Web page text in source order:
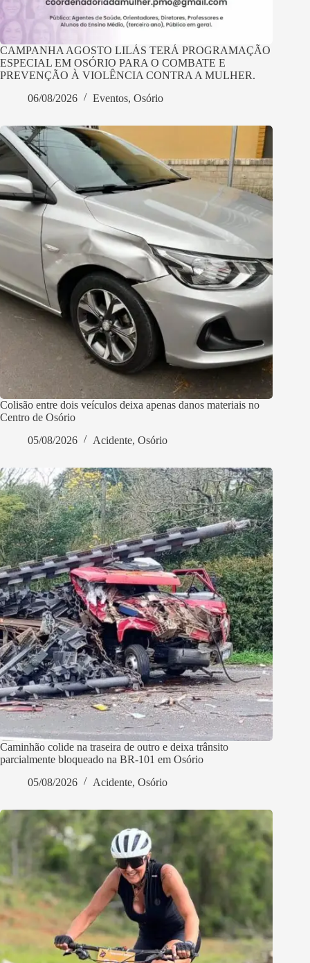
CAMPANHA AGOSTO LILÁS TERÁ PROGRAMAÇÃO
ESPECIAL EM OSÓRIO PARA O COMBATE E
PREVENÇÃO À VIOLÊNCIA CONTRA A MULHER.
06/08/2026
Eventos, Osório
Colisão entre dois veículos deixa apenas danos materiais no
Centro de Osório
05/08/2026
Acidente, Osório
Caminhão colide na traseira de outro e deixa trânsito
parcialmente bloqueado na BR-101 em Osório
05/08/2026
Acidente, Osório